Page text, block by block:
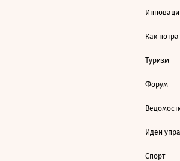
Как
Туризм
Форум
Идеи
Спорт